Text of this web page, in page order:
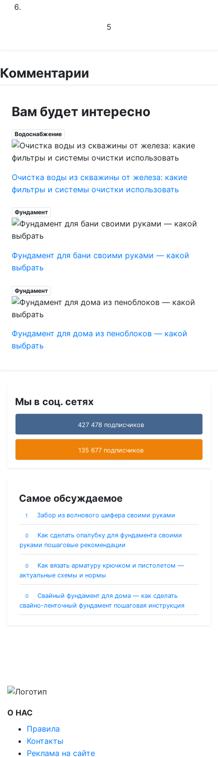
5
Комментарии
Вам будет интересно
Водоснабжение
Очистка воды из скважины от железа: какие
фильтры и системы очистки использовать
Фундамент
Фундамент для бани своими руками — какой
выбрать
Фундамент
Фундамент для дома из пеноблоков — какой
выбрать
Мы в соц. сетях
427 478 подписчиков
135 677 подписчиков
Самое обсуждаемое
1 Забор из волнового шифера своими руками
0
Как сделать опалубку для фундамента своими
руками пошаговые рекомендации
0
Как вязать арматуру крючком и пистолетом —
актуальные схемы и нормы
0
Свайный фундамент для дома — как сделать
свайно-ленточный фундамент пошаговая инструкция
О НАС
Правила
Контакты
Реклама на сайте